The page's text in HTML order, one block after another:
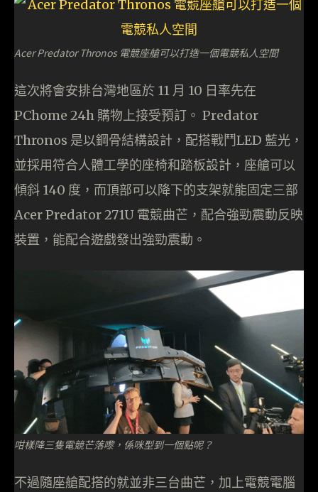
Acer Predator Thronos 電競座艙可以打造一個電競私人空間
這次將會安排台灣地區於 11 月 10 日率先在
PChome 24h 購物上接受預訂。 Predator
Thronos 是以鋼骨結構設計，配搭戰鬥LED 藍光，
並採用符合人體工學的座椅和踏板設計，座艙可以
傾斜 140 度，而頂部可以降下的支架就能固定三部
Acer Predator 271U 電競曲芒，配合強勁震動反映
裝置，能配合遊戲發出強勁震動。
咁樣降三隻電競芒落嚟，係咪型到一個點呢？
不過隨座艙配搭的就並非三台曲芒，加上電競電腦